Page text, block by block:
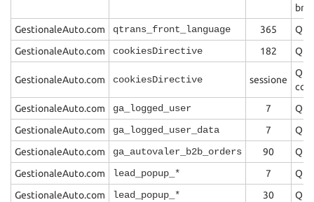
GestionaleAuto.com
qtrans_front_language 365
GestionaleAuto.com
cookiesDirective 182
GestionaleAuto.com cookiesDirective sessione
GestionaleAuto.com
ga_logged_user 7
GestionaleAuto.com
ga_logged_user_data 7
GestionaleAuto.com
ga_autovaler_b2b_orders 90
GestionaleAuto.com
lead_popup_* 7
GestionaleAuto.com
lead_popup_* 30
Cookie necessari
Cookie delle preferenze
Cookie per il miglioramento dell'esperienza utente